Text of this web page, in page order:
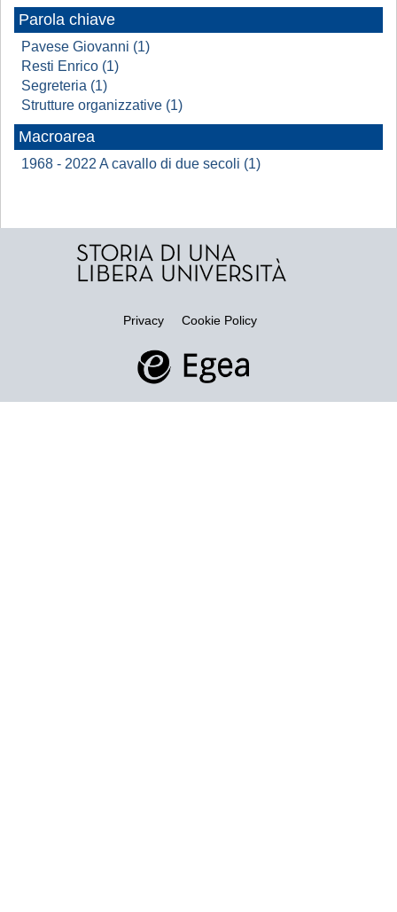
Parola chiave
Pavese Giovanni (1)
Resti Enrico (1)
Segreteria (1)
Strutture organizzative (1)
Macroarea
1968 - 2022 A cavallo di due secoli (1)
Privacy Cookie Policy